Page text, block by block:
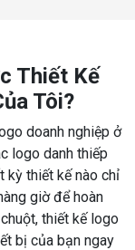
Thiết Kế
Tôi?
doanh nghiệp ở
logo danh thiếp
kỳ thiết kế nào chỉ
giờ để hoàn
thiết kế logo
bị của bạn ngay